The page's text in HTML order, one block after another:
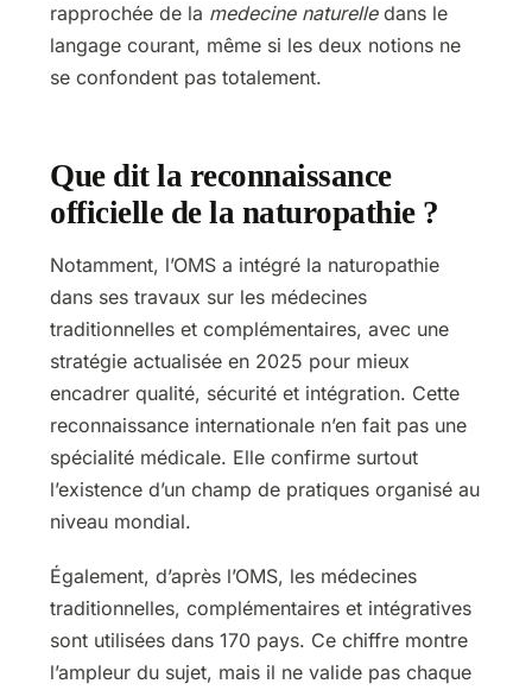
rapprochée de la medecine naturelledans le
langage courant, même si les deux notions ne
se confondent pas totalement.
Que dit la reconnaissance
officielle de la naturopathie ?
Notamment, l’OMS a intégré la naturopathie
dans ses travaux sur les médecines
traditionnelles et complémentaires, avec une
stratégie actualisée en 2025 pour mieux
encadrer qualité, sécurité et intégration. Cette
reconnaissance internationale n’en fait pas une
spécialité médicale. Elle confirme surtout
l’existence d’un champ de pratiques organisé au
niveau mondial.
Également, d’après l’OMS, les médecines
traditionnelles, complémentaires et intégratives
sont utilisées dans 170 pays. Ce chiffre montre
l’ampleur du sujet, mais il ne valide pas chaque